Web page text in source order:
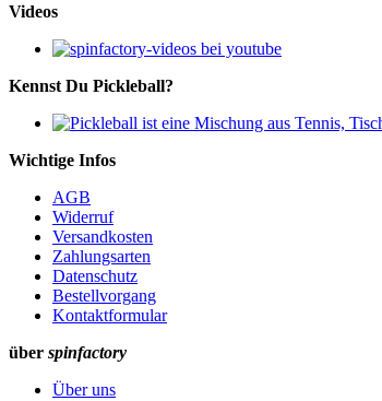
Videos
Kennst Du Pickleball?
Wichtige Infos
AGB
Widerruf
Versandkosten
Zahlungsarten
Datenschutz
Bestellvorgang
Kontaktformular
über spinfactory
Über uns